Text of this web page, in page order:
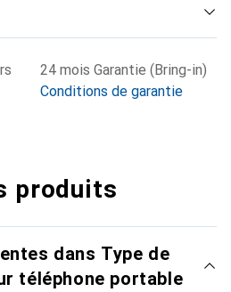
24 mois Garantie (Bring-in)
Conditions de garantie
produits
dans Type de
téléphone portable